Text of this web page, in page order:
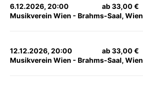
6.12.2026, 20:00
Musikverein Wien - Brahms-Saal, Wien
ab 33,00 €
12.12.2026, 20:00
Musikverein Wien - Brahms-Saal, Wien
ab 33,00 €